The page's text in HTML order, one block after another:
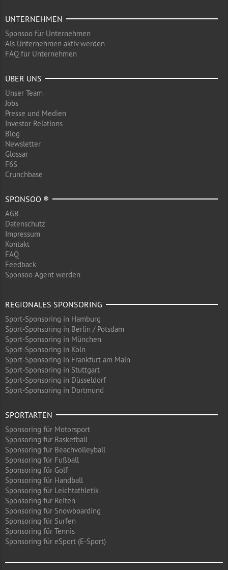
UNTERNEHMEN
Sponsoo für Unternehmen
Als Unternehmen aktiv werden
FAQ für Unternehmen
ÜBER UNS
Unser Team
Jobs
Presse und Medien
Investor Relations
Blog
Newsletter
Glossar
F6S
Crunchbase
SPONSOO ®
AGB
Datenschutz
Impressum
Kontakt
FAQ
Feedback
Sponsoo Agent werden
REGIONALES SPONSORING
Sport-Sponsoring in Hamburg
Sport-Sponsoring in Berlin / Potsdam
Sport-Sponsoring in München
Sport-Sponsoring in Köln
Sport-Sponsoring in Frankfurt am Main
Sport-Sponsoring in Stuttgart
Sport-Sponsoring in Düsseldorf
Sport-Sponsoring in Dortmund
SPORTARTEN
Sponsoring für Motorsport
Sponsoring für Basketball
Sponsoring für Beachvolleyball
Sponsoring für Fußball
Sponsoring für Golf
Sponsoring für Handball
Sponsoring für Leichtathletik
Sponsoring für Reiten
Sponsoring für Snowboarding
Sponsoring für Surfen
Sponsoring für Tennis
Sponsoring für eSport (E-Sport)